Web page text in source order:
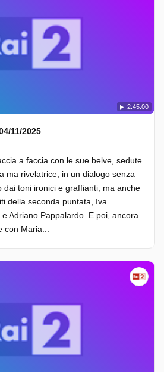
2:45:00
11/2025
a faccia con le sue belve, sedute
ma rivelatrice, in un dialogo senza
dai toni ironici e graffianti, ma anche
della seconda puntata, Iva
Adriano Pappalardo. E poi, ancora
Maria...